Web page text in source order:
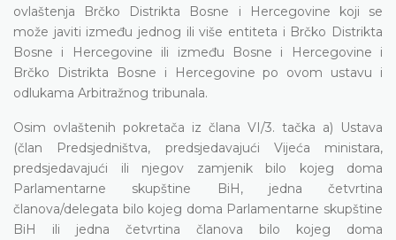
ovlaštenja Brčko Distrikta Bosne i Hercegovine koji se
može javiti između jednog ili više entiteta i Brčko Distrikta
Bosne i Hercegovine ili između Bosne i Hercegovine i
Brčko Distrikta Bosne i Hercegovine po ovom ustavu i
odlukama Arbitražnog tribunala.
Osim ovlaštenih pokretača iz člana VI/3. tačka a) Ustava
(član Predsjedništva, predsjedavajući Vijeća ministara,
predsjedavajući ili njegov zamjenik bilo kojeg doma
Parlamentarne skupštine BiH, jedna četvrtina
članova/delegata bilo kojeg doma Parlamentarne skupštine
BiH ili jedna četvrtina članova bilo kojeg doma